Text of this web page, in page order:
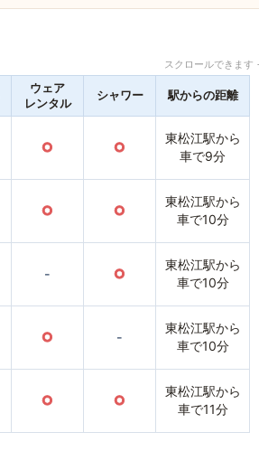
スクロールできま
ウェア
レンタル
シャワー 駅からの距離
○ ○
東松江駅から
車で9分
○ ○
東松江駅から
車で10分
- ○
東松江駅から
車で10分
○ -
東松江駅から
車で10分
○ ○
東松江駅から
車で11分